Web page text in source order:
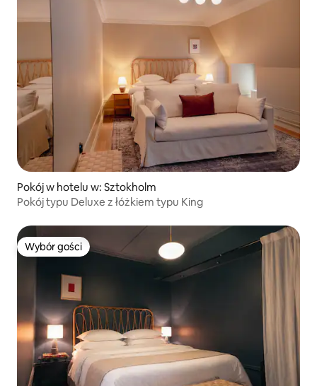
Pokój w hotelu w: Sztokholm
Pokój typu Deluxe z łóżkiem typu King
Wybór gości
Wybór gości